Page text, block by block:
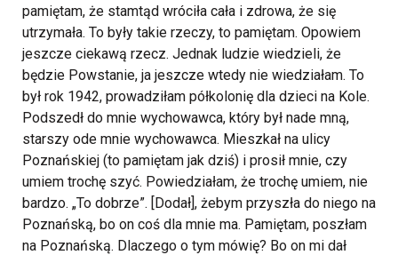
pamiętam, że stamtąd wróciła cała i zdrowa, że się
utrzymała. To były takie rzeczy, to pamiętam. Opowiem
jeszcze ciekawą rzecz. Jednak ludzie wiedzieli, że
będzie Powstanie, ja jeszcze wtedy nie wiedziałam. To
był rok 1942, prowadziłam półkolonię dla dzieci na Kole.
Podszedł do mnie wychowawca, który był nade mną,
starszy ode mnie wychowawca. Mieszkał na ulicy
Poznańskiej (to pamiętam jak dziś) i prosił mnie, czy
umiem trochę szyć. Powiedziałam, że trochę umiem, nie
bardzo. „To dobrze”. [Dodał], żebym przyszła do niego na
Poznańską, bo on coś dla mnie ma. Pamiętam, poszłam
na Poznańską. Dlaczego o tym mówię? Bo on mi dał